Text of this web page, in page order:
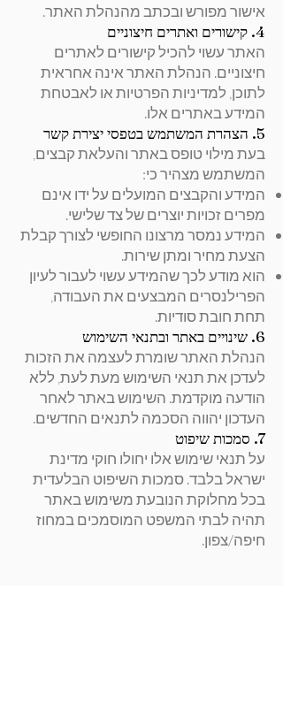
אישור מפורש ובכתב מהנהלת האתר.
4. קישורים ואתרים חיצוניים
האתר עשוי להכיל קישורים לאתרים
חיצוניים. הנהלת האתר אינה אחראית
לתוכן, למדיניות הפרטיות או לאבטחת
המידע באתרים אלו.
5. הצהרת המשתמש בטפסי יצירת קשר
בעת מילוי טופס באתר והעלאת קבצים,
המשתמש מצהיר כי:
המידע והקבצים המועלים על ידו אינם
מפרים זכויות יוצרים של צד שלישי.
המידע נמסר מרצונו החופשי לצורך קבלת
הצעת מחיר ומתן שירות.
הוא מודע לכך שהמידע עשוי לעבור לעיון
הפרילנסרים המבצעים את העבודה,
תחת חובת סודיות.
6. שינויים באתר ובתנאי השימוש
הנהלת האתר שומרת לעצמה את הזכות
לעדכן את תנאי השימוש מעת לעת, ללא
הודעה מוקדמת. השימוש באתר לאחר
העדכון יהווה הסכמה לתנאים החדשים.
7. סמכות שיפוט
על תנאי שימוש אלו יחולו חוקי מדינת
ישראל בלבד. סמכות השיפוט הבלעדית
בכל מחלוקת הנובעת משימוש באתר
תהיה לבתי המשפט המוסמכים במחוז
חיפה/צפון.